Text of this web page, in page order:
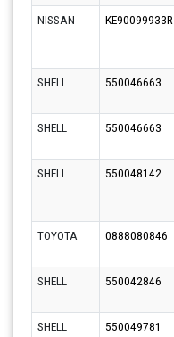
NISSAN KE90099933R
SHELL 550046663
SHELL
550046663
SHELL
550048142
TOYOTA 0888080846
SHELL
550042846
SHELL
550049781